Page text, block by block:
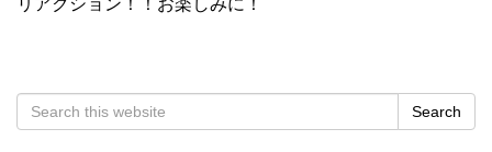
リアクション！！お楽しみに！
Search